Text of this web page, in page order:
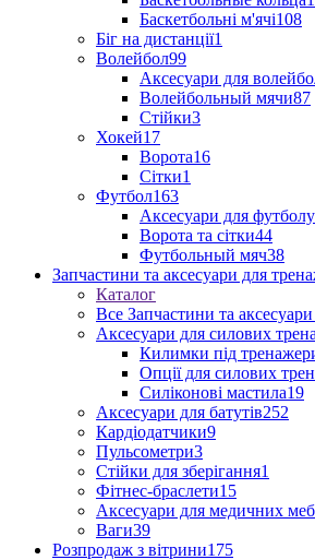
Баскетбольні м'ячі108
Біг на дистанції1
Волейбол99
Аксесуари для
Волейбольный мячи87
Стійки3
Хокей17
Ворота16
Сітки1
Футбол163
Аксесуари для футболу
Ворота та сітки44
Футбольный мяч38
Запчастини та аксесуари для
Каталог
Все Запчастини та
Аксесуари для силових
Килимки під
Опції для силових
Силіконові мастила19
Аксесуари для батутів252
Кардіодатчики9
Пульсометри3
Стійки для зберігання1
Фітнес-браслети15
Аксесуари для медичних
Ваги39
Розпродаж з вітрини175